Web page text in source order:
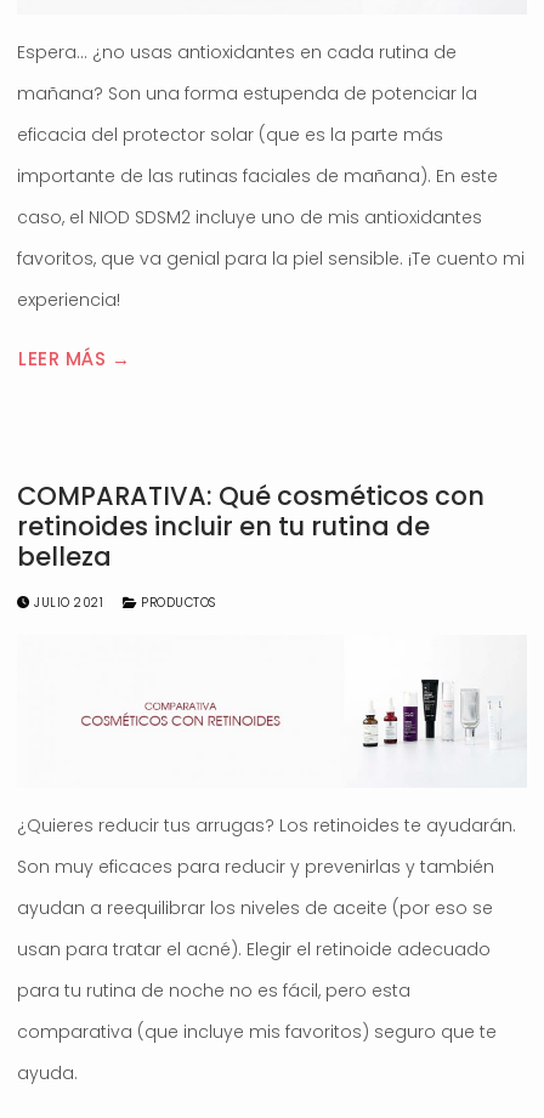
Espera… ¿no usas antioxidantes en cada rutina de
mañana? Son una forma estupenda de potenciar la
eficacia del protector solar (que es la parte más
importante de las rutinas faciales de mañana). En este
caso, el NIOD SDSM2 incluye uno de mis antioxidantes
favoritos, que va genial para la piel sensible. ¡Te cuento mi
experiencia!
LEER MÁS →
COMPARATIVA: Qué cosméticos con
retinoides incluir en tu rutina de
belleza
JULIO 2021 PRODUCTOS
¿Quieres reducir tus arrugas? Los retinoides te ayudarán.
Son muy eficaces para reducir y prevenirlas y también
ayudan a reequilibrar los niveles de aceite (por eso se
usan para tratar el acné). Elegir el retinoide adecuado
para tu rutina de noche no es fácil, pero esta
comparativa (que incluye mis favoritos) seguro que te
ayuda.